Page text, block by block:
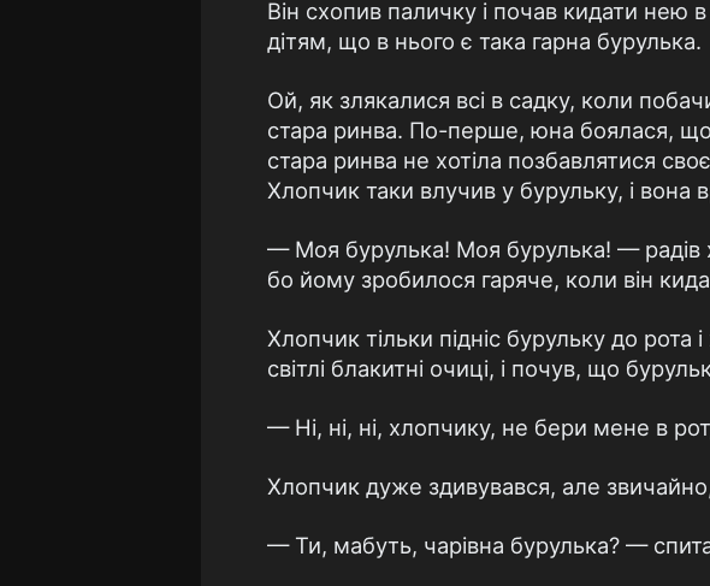
Він схопив паличку і почав кидати нею
дітям, що в нього є така гарна бурулька.
Ой, як злякалися всі в садку, коли
стара ринва. По-перше, юна боялася,
стара ринва не хотіла позбавлятися
Хлопчик таки влучив у бурульку, і вона
— Моя бурулька! Моя бурулька! — радів
бо йому зробилося гаряче, коли він
Хлопчик тільки підніс бурульку до рота
світлі блакитні очиці, і почув, що
— Ні, ні, ні, хлопчику, не бери мене в
Хлопчик дуже здивувався, але звичайно,
— Ти, мабуть, чарівна бурулька? —